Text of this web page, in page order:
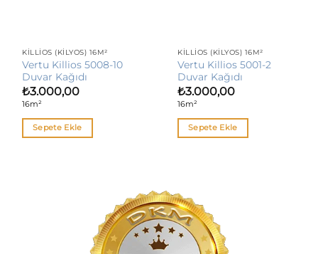
KILLIOS (KILYOS) 16M²
Vertu Killios 5008-10
Duvar Kağıdı
₺3.000,00
16m²
Sepete Ekle
KILLIOS (KILYOS) 16M²
Vertu Killios 5001-2
Duvar Kağıdı
₺3.000,00
16m²
Sepete Ekle